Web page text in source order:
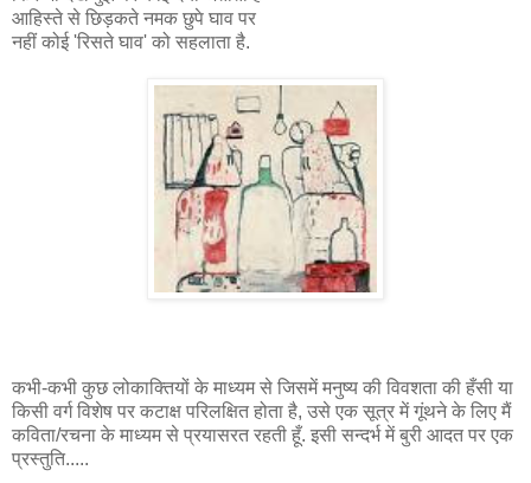
आहिस्ते से छिड़कते नमक छुपे घाव पर
नहीं कोई 'रिसते घाव' को सहलाता है.
कभी-कभी कुछ लोकाक्तियों के माध्यम से जिसमें मनुष्य की विवशता की हँसी या
किसी वर्ग विशेष पर कटाक्ष परिलक्षित होता है, उसे एक सूत्र में गूंथने के लिए मैं
कविता/रचना के माध्यम से प्रयासरत रहती हूँ. इसी सन्दर्भ में बुरी आदत पर एक
प्रस्तुति.....